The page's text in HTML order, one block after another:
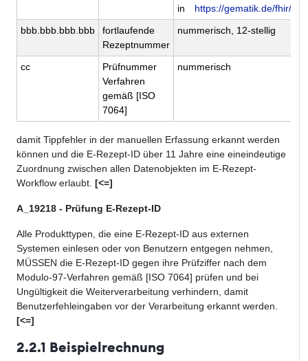
in
https://gematik.de/fhir/
bbb.bbb.bbb.bbb
fortlaufende
Rezeptnummer
nummerisch, 12-stellig
cc
Prüfnummer
Verfahren
gemäß [ISO
7064]
nummerisch
damit Tippfehler in der manuellen Erfassung erkannt werden
können und die E-Rezept-ID über 11 Jahre eine eineindeutige
Zuordnung zwischen allen Datenobjekten im E-Rezept-
Workflow erlaubt. [<=]
A_19218 - Prüfung E-Rezept-ID
Alle Produkttypen, die eine E-Rezept-ID aus externen
Systemen einlesen oder von Benutzern entgegen nehmen,
MÜSSEN die E-Rezept-ID gegen ihre Prüfziffer nach dem
Modulo-97-Verfahren gemäß [ISO 7064] prüfen und bei
Ungültigkeit die Weiterverarbeitung verhindern, damit
Benutzerfehleingaben vor der Verarbeitung erkannt werden.
[<=]
2.2.1 Beispielrechnung